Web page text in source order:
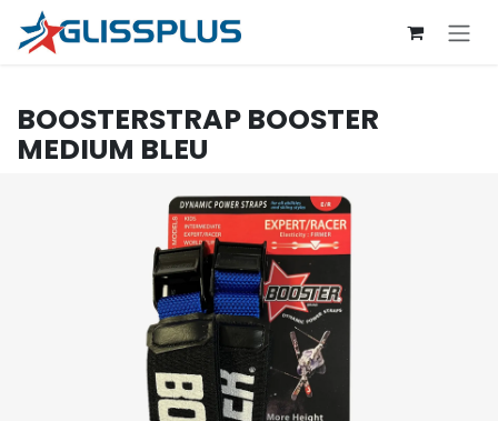
Se rendre au contenu
BOOSTERSTRAP BOOSTER
MEDIUM BLEU